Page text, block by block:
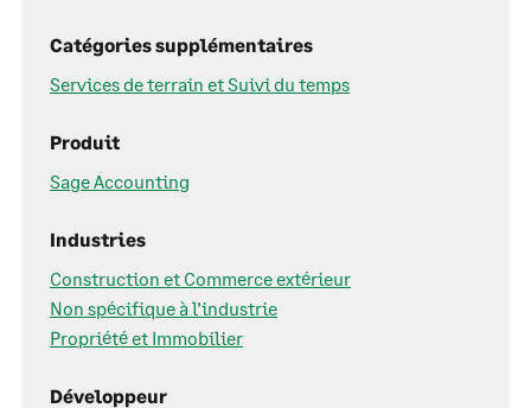
Catégories supplémentaires
Services de terrain et Suivi du temps
Produit
Sage Accounting
Industries
Construction et Commerce extérieur
Non spécifique à l’industrie
Propriété et Immobilier
Développeur